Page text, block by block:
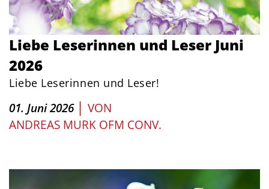
Liebe Leserinnen und Leser Juni
2026
Liebe Leserinnen und Leser!
01. Juni 2026 | VON
ANDREAS MURK OFM CONV.